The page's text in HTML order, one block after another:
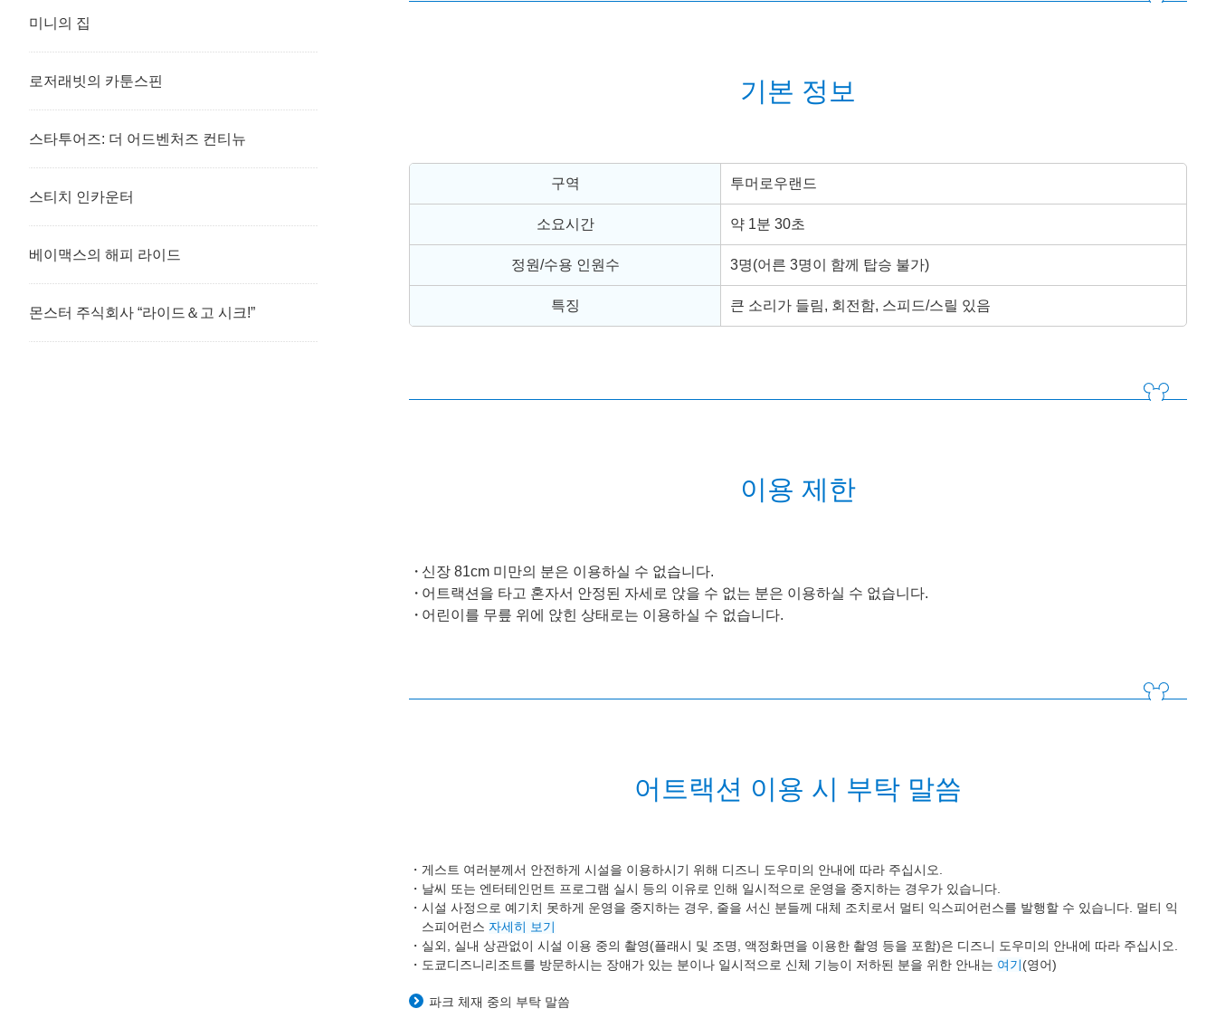
기본 정보
구역 투머로우랜드
소요시간 약 1분 30초
정원/수용 인원수 3명(어른 3명이 함께 탑승 불가)
특징 큰 소리가 들림, 회전함, 스피드/스릴 있음
이용 제한
신장 81cm 미만의 분은 이용하실 수 없습니다.
어트랙션을 타고 혼자서 안정된 자세로 앉을 수 없는 분은 이용하실 수 없습니다.
어린이를 무릎 위에 앉힌 상태로는 이용하실 수 없습니다.
어트랙션 이용 시 부탁 말씀
게스트 여러분께서 안전하게 시설을 이용하시기 위해 디즈니 도우미의 안내에 따라 주십시오.
날씨 또는 엔터테인먼트 프로그램 실시 등의 이유로 인해 일시적으로 운영을 중지하는 경우가 있습니다.
시설 사정으로 예기치 못하게 운영을 중지하는 경우, 줄을 서신 분들께 대체 조치로서 멀티 익스피어런스를 발행할 수 있습니다. 멀티 익
스피어런스 자세히 보기
실외, 실내 상관없이 시설 이용 중의 촬영(플래시 및 조명, 액정화면을 이용한 촬영 등을 포함)은 디즈니 도우미의 안내에 따라 주십시오.
도쿄디즈니리조트를 방문하시는 장애가 있는 분이나 일시적으로 신체 기능이 저하된 분을 위한 안내는 여기(영어)
파크 체재 중의 부탁 말씀
미니의 집
로저래빗의 카툰스핀
스타투어즈: 더 어드벤처즈 컨티뉴
스티치 인카운터
베이맥스의 해피 라이드
몬스터 주식회사 “라이드＆고 시크!”